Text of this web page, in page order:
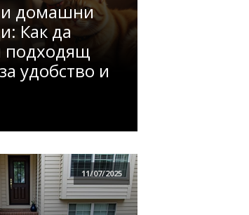
домашни
Как да
подходящ
удобство и
11/07/2025